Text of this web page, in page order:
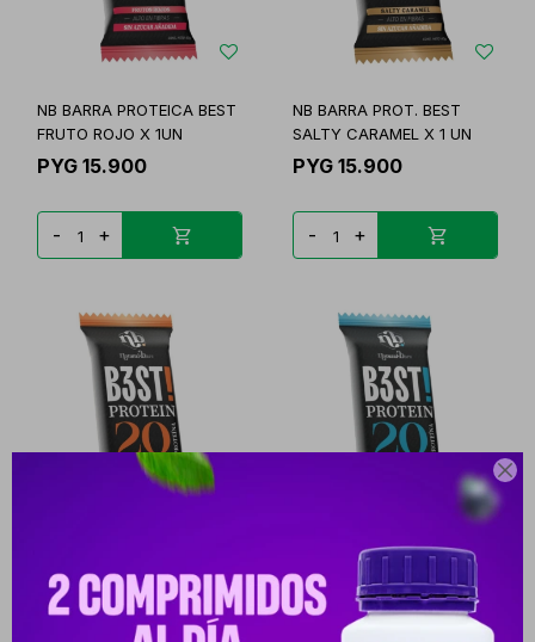

NB BARRA PROTEICA BEST
FRUTO ROJO X 1UN
PYG 15.900
- +
NB BARRA PROT. BEST
SALTY CARAMEL X 1 UN
PYG 15.900
- +
NB BARRA PROTEICA BEST
NARANJA X 1 UNID
15.900
NB BARRA PROTEICA BEST
COCO X 1 UNID
15.900